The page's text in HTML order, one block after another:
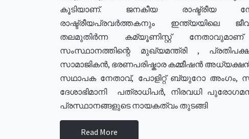
കൂടിയാണ്. ജനകീയ രാഷ്ട്രീയ
രാഷ്ട്രീയപ്രവർത്തകനും ഇന്ത്യയിലെ
തലമുതിർന്ന കമ്യൂണിസ്റ്റ്
സംസ്ഥാനത്തിന്റെ മുഖ്യമന്ത്രി ,
സാമാജികൻ, ഭരണപരിഷ്കാര കമ്മീഷൻ
സഥാപക നേതാവ്, പോളിറ്റ് ബ്യുറോ അംഗം,
ദേശാഭിമാനി പത്രാധിപർ, നിരവധി
പ്രസ്ഥാനങ്ങളുടെ നായകത്വം തുടങ്ങി
Read More